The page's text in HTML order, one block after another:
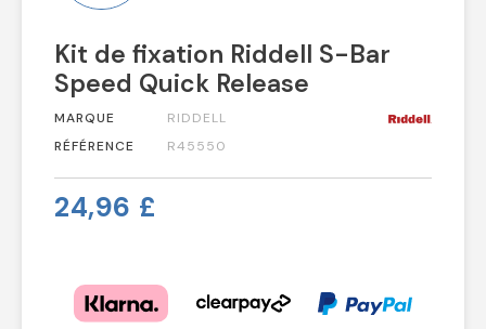
Kit de fixation Riddell S-Bar
Speed Quick Release
MARQUE
RIDDELL
RÉFÉRENCE
R45550
24,96 £